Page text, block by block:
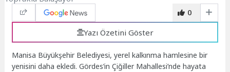
0
Yazı Özetini Göster
Manisa Büyükşehir Belediyesi, yerel kalkınma hamlesine bir
yenisini daha ekledi. Gördes’in Çiğiller Mahallesi’nde hayata